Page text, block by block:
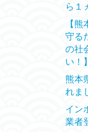
ら１
【
守る
の社
い！】
熊本
れま
イン
業者